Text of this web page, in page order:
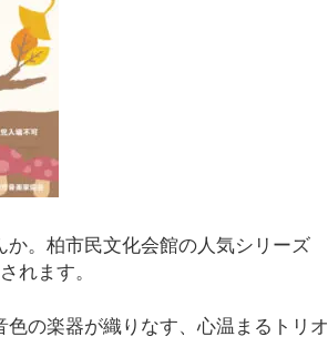
。柏市民文化会館の人気シリーズ
れます。
の楽器が織りなす、心温まるトリオ